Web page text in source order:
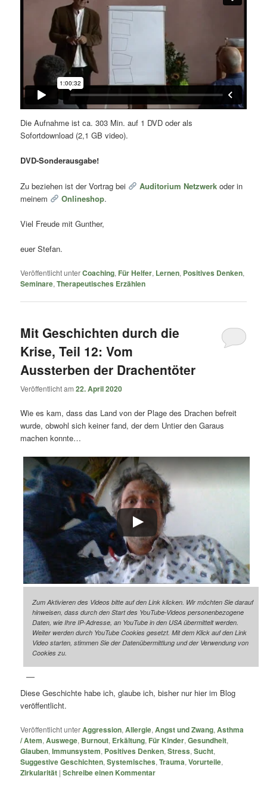
Die Aufnahme ist ca. 303 Min. auf 1 DVD oder als
Sofortdownload (2,1 GB video).
DVD-Sonderausgabe!
Zu beziehen ist der Vortrag bei Auditorium Netzwerkoder in
meinem
Onlineshop.
Viel Freude mit Gunther,
euer Stefan.
Veröffentlicht unterCoaching, Für Helfer, Lernen, Positives Denken,
Seminare,Therapeutisches Erzählen
Mit Geschichten durch die
Krise, Teil 12: Vom
Aussterben der Drachentöter
Veröffentlicht am22. April 2020
Wie es kam, dass das Land von der Plage des Drachen befreit
wurde, obwohl sich keiner fand, der dem Untier den Garaus
machen konnte…
Zum Aktivieren des Videos bitte auf den Link klicken. Wir möchten Sie darauf
hinweisen, dass durch den Start des YouTube-Videos personenbezogene
Daten, wie Ihre IP-Adresse, an YouTube in den USA übermittelt werden.
Weiter werden durch YouTube Cookies gesetzt. Mit dem Klick auf den Link
Video starten, stimmen Sie der Datenübermittlung und der Verwendung von
Cookies zu.
Diese Geschichte habe ich, glaube ich, bisher nur hier im Blog
veröffentlicht.
Veröffentlicht unterAggression,Allergie,Angst und Zwang,Asthma
/ Atem,Auswege, Burnout, Erkältung, Für Kinder,Gesundheit,
Glauben,Immunsystem, Positives Denken,Stress,Sucht,
Suggestive Geschichten,Systemisches,Trauma,Vorurteile,
Zirkularität |Schreibe einen Kommentar